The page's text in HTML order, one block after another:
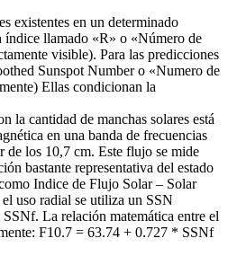
existentes en un determinado
índice llamado «R» o «Número de
visible). Para las predicciones
Sunspot Number o «Numero de
Ellas condicionan la
la cantidad de manchas solares está
en una banda de frecuencias
de los 10,7 cm. Este flujo se mide
bastante representativa del estado
Indice de Flujo Solar – Solar
uso radial se utiliza un SSN
La relación matemática entre el
F10.7 = 63.74 + 0.727 * SSNf